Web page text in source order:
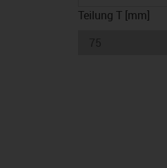
Teilung T [mm]